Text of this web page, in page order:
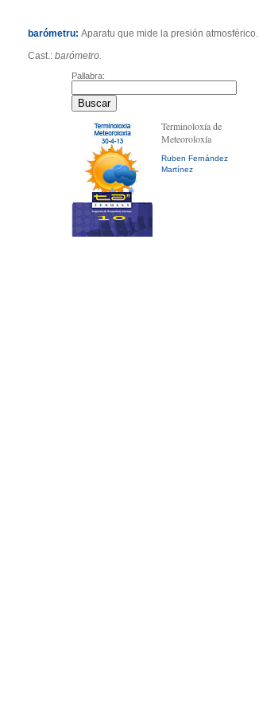
barómetru: Aparatu que mide la presión atmosférico.
Cast.: barómetro.
Pallabra:
Terminoloxía de
Meteoroloxía
Ruben Fernández
Martínez